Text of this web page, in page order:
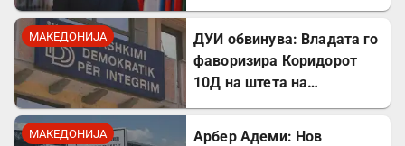
МАКЕДОНИЈА
ДУИ обвинува: Владата го
фаворизира Коридорот
10Д на штета на
МАКЕДОНИЈА
Арбер Адеми: Нов